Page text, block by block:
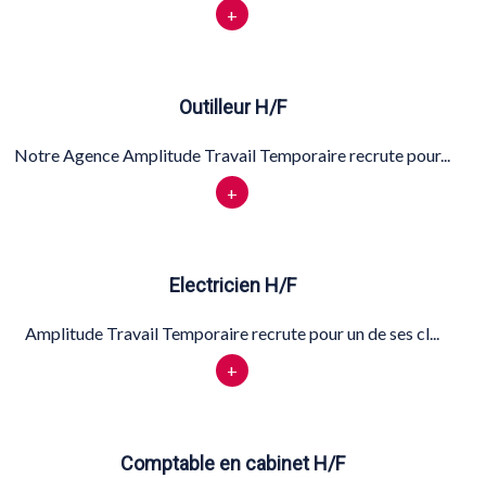
+
Outilleur H/F
Notre Agence Amplitude Travail Temporaire recrute pour...
+
Electricien H/F
Amplitude Travail Temporaire recrute pour un de ses cl...
+
Comptable en cabinet H/F